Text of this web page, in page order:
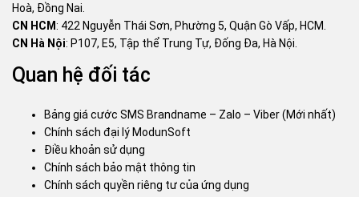
Hoà, Đồng Nai.
CN HCM: 422 Nguyễn Thái Sơn, Phường 5, Quận Gò Vấp, HCM.
CN Hà Nội: P107, E5, Tập thể Trung Tự, Đống Đa, Hà Nội.
Quan hệ đối tác
Bảng giá cước SMS Brandname – Zalo – Viber (Mới nhất)
Chính sách đại lý ModunSoft
Điều khoản sử dụng
Chính sách bảo mật thông tin
Chính sách quyền riêng tư của ứng dụng